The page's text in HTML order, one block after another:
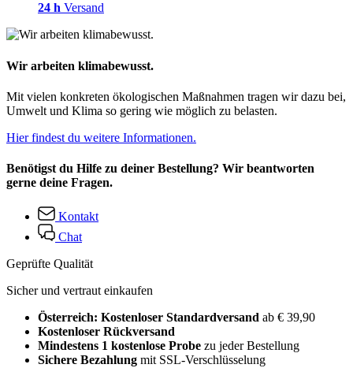
24 h Versand
Wir arbeiten klimabewusst.
Mit vielen konkreten ökologischen Maßnahmen tragen wir dazu bei,
Umwelt und Klima so gering wie möglich zu belasten.
Hier findest du weitere Informationen.
Benötigst du Hilfe zu deiner Bestellung? Wir beantworten
gerne deine Fragen.
Kontakt
Chat
Geprüfte Qualität
Sicher und vertraut einkaufen
Österreich: Kostenloser Standardversand ab € 39,90
Kostenloser Rückversand
Mindestens 1 kostenlose Probe zu jeder Bestellung
Sichere Bezahlung mit SSL-Verschlüsselung